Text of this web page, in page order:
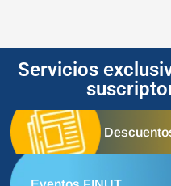
Servicios